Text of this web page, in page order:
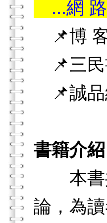
...網
📌博
📌三民
📌誠品
書籍介紹
本書共
論，為